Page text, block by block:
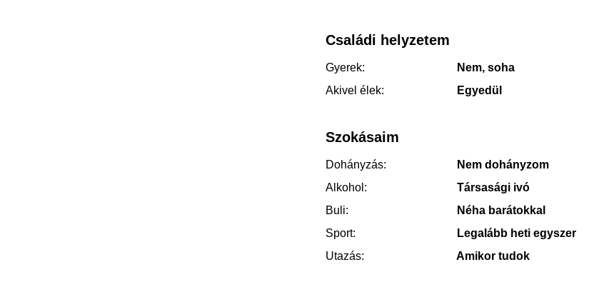
Családi helyzetem
Gyerek:
Nem, soha
Akivel élek:
Egyedül
Szokásaim
Dohányzás:
Nem dohányzom
Alkohol:
Társasági ivó
Buli:
Néha barátokkal
Sport:
Legalább heti egyszer
Utazás:
Amikor tudok